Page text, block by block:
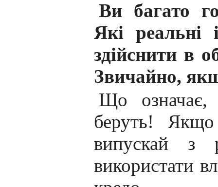
Ви багато
Які реальні
здійснити в
Звичайно,
Що означає,
беруть!
випускай з
використати